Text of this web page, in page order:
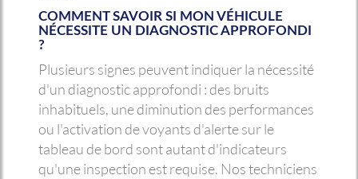
COMMENT SAVOIR SI MON VÉHICULE
NÉCESSITE UN DIAGNOSTIC APPROFONDI
?
Plusieurs signes peuvent indiquer la nécessité
d'un diagnostic approfondi : des bruits
inhabituels, une diminution des performances
ou l'activation de voyants d'alerte sur le
tableau de bord sont autant d'indicateurs
qu'une inspection est requise. Nos techniciens